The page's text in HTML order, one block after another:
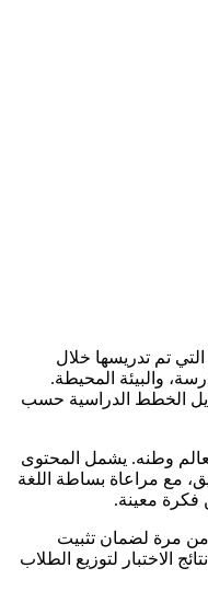
تم تدريسها خلال
والبيئة المحيطة.
الخطط الدراسية حسب
وطنه. يشمل المحتوى
مع مراعاة بساطة اللغة
فكرة معينة.
من مرة لضمان تثبيت
الاختبار لتوزيع الطلاب